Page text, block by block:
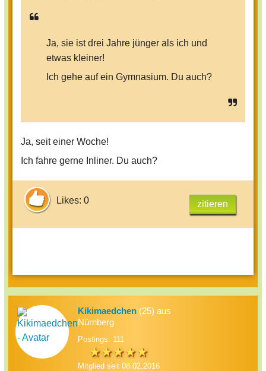
Ja, sie ist drei Jahre jünger als ich und
etwas kleiner!
Ich gehe auf ein Gymnasium. Du auch?
Ja, seit einer Woche!
Ich fahre gerne Inliner. Du auch?
Likes: 0 zitieren
Kikimaedchen (25) aus
Nürnberg
Postings: 111
Mitglied seit 08.02.2016